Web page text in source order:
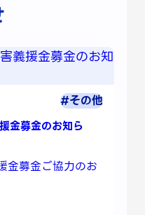
#その他
金募金のお知ら
金募金ご協力のお